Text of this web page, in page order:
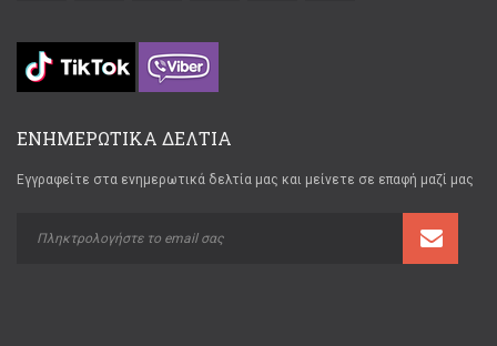
ΕΝΗΜΕΡΩΤΙΚΑ ΔΕΛΤΙΑ
Εγγραφείτε στα ενημερωτικά δελτία μας και μείνετε σε επαφή μαζί μας